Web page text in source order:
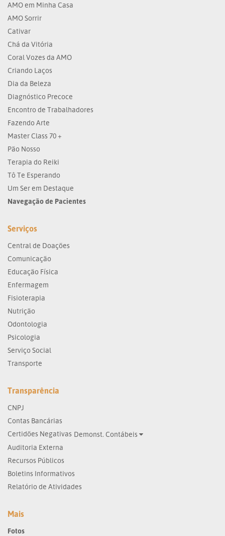
AMO em Minha Casa
AMO Sorrir
Cativar
Chá da Vitória
Coral Vozes da AMO
Criando Laços
Dia da Beleza
Diagnóstico Precoce
Encontro de Trabalhadores
Fazendo Arte
Master Class 70 +
Pão Nosso
Terapia do Reiki
Tô Te Esperando
Um Ser em Destaque
Navegação de Pacientes
Serviços
Central de Doações
Comunicação
Educação Física
Enfermagem
Fisioterapia
Nutrição
Odontologia
Psicologia
Serviço Social
Transporte
Transparência
CNPJ
Contas Bancárias
Certidões Negativas Demonst. Contábeis
Auditoria Externa
Recursos Públicos
Boletins Informativos
Relatório de Atividades
Mais
Fotos